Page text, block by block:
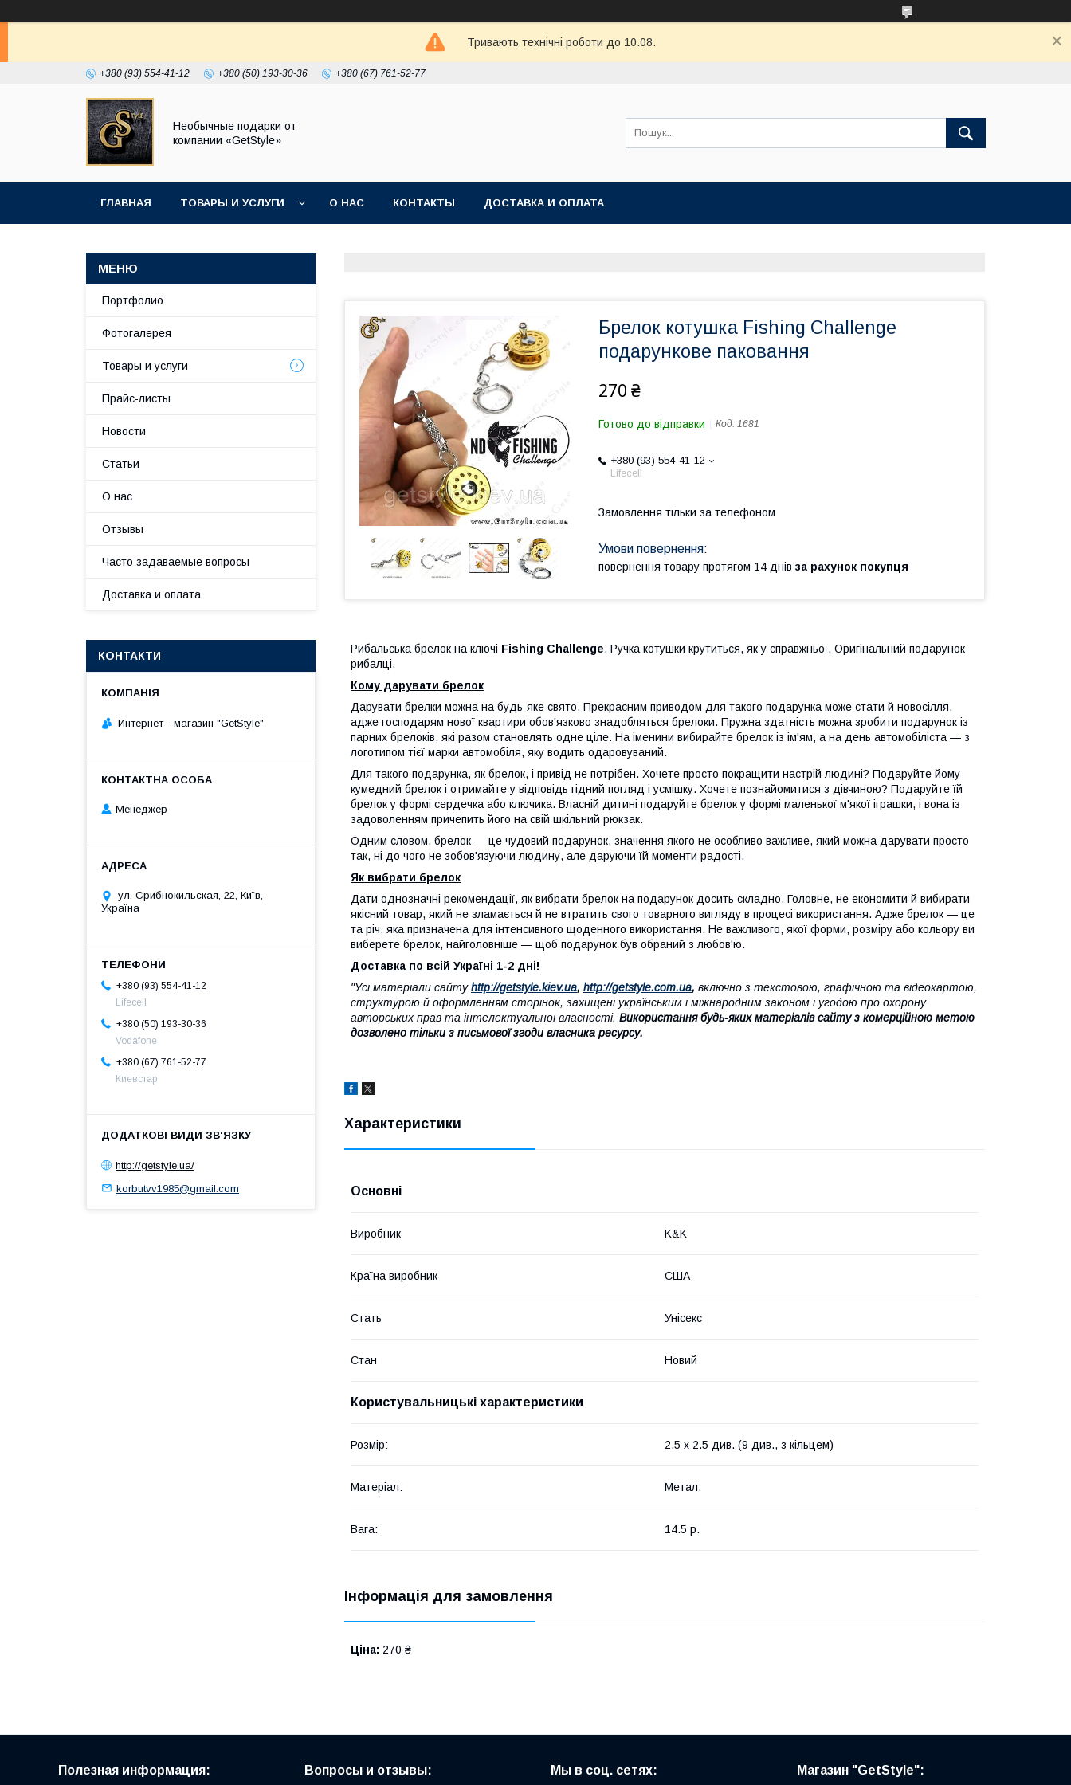
Тривають технічні роботи до 10.08.
+380 (93) 554-41-12 +380 (50) 193-30-36 +380 (67) 761-52-77
Необычные подарки от
компании «GetStyle»
ГЛАВНАЯ ТОВАРЫ И УСЛУГИ О НАС КОНТАКТЫ ДОСТАВКА И ОПЛАТА
Брелок котушка Fishing Challenge
подарункове паковання
270 ₴
Готово до відправки Код: 1681
+380 (93) 554-41-12
Lifecell
Замовлення тільки за телефоном
повернення товару протягом 14 днів за рахунок покупця
Рибальська брелок на ключі Fishing Challenge. Ручка котушки крутиться, як у справжньої. Оригінальний подарунок
рибалці.
Кому дарувати брелок
Дарувати брелки можна на будь-яке свято. Прекрасним приводом для такого подарунка може стати й новосілля,
адже господарям нової квартири обов'язково знадобляться брелоки. Пружна здатність можна зробити подарунок із
парних брелоків, які разом становлять одне ціле. На іменини вибирайте брелок із ім'ям, а на день автомобіліста — з
логотипом тієї марки автомобіля, яку водить одаровуваний.
Для такого подарунка, як брелок, і привід не потрібен. Хочете просто покращити настрій людині? Подаруйте йому
кумедний брелок і отримайте у відповідь гідний погляд і усмішку. Хочете познайомитися з дівчиною? Подаруйте їй
брелок у формі сердечка або ключика. Власній дитині подаруйте брелок у формі маленької м'якої іграшки, і вона із
задоволенням причепить його на свій шкільний рюкзак.
Одним словом, брелок — це чудовий подарунок, значення якого не особливо важливе, який можна дарувати просто
так, ні до чого не зобов'язуючи людину, але даруючи їй моменти радості.
Як вибрати брелок
Дати однозначні рекомендації, як вибрати брелок на подарунок досить складно. Головне, не економити й вибирати
якісний товар, який не зламається й не втратить свого товарного вигляду в процесі використання. Адже брелок — це
та річ, яка призначена для інтенсивного щоденного використання. Не важливого, якої форми, розміру або кольору ви
виберете брелок, найголовніше — щоб подарунок був обраний з любов'ю.
Доставка по всій Україні 1-2 дні!
"Усі матеріали сайтуhttp://getstyle.kiev.ua, http://getstyle.com.ua, включно з текстовою, графічною та відеокартою,
структурою й оформленням сторінок, захищені українським і міжнародним законом і угодою про охорону
авторських прав та інтелектуальної власності. Використання будь-яких матеріалів сайту з комерційною метою
дозволено тільки з письмової згоди власника ресурсу.
Характеристики
Основні
Виробник K&K
Країна виробник США
Стать Унісекс
Стан Новий
Користувальницькі характеристики
Розмір: 2.5 х 2.5 див. (9 див., з кільцем)
Матеріал: Метал.
Вага: 14.5 р.
Інформація для замовлення
Ціна: 270 ₴
Портфолио
Фотогалерея
Товары и услуги
Прайс-листы
Новости
Статьи
О нас
Отзывы
Часто задаваемые вопросы
Доставка и оплата
КОНТАКТИ
Интернет - магазин "GetStyle"
Менеджер
ул. Срибнокильская, 22, Київ,
Україна
+380 (93) 554-41-12
Lifecell
+380 (50) 193-30-36
Vodafone
+380 (67) 761-52-77
Киевстар
http://getstyle.ua/
korbutvv1985@gmail.com
Полезная информация: Вопросы и отзывы: Мы в соц. сетях: Магазин "GetStyle":